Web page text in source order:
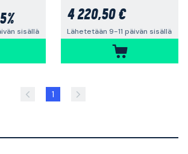
sisällä
4 220,50 €
Lähetetään 9-11 päivän sisällä
1